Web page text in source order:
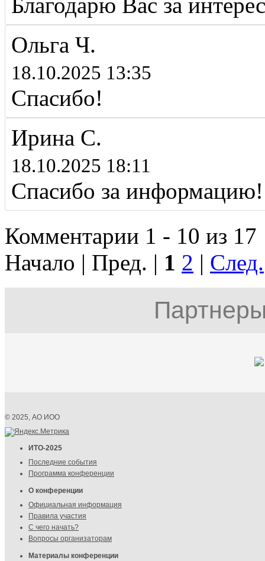
Благодарю Вас за
Ольга Ч.
18.10.2025 13:35
Спасибо!
Ирина С.
18.10.2025 18:11
Спасибо за информацию!
Комментарии 1 - 10 из 17
Начало | Пред. | 1 2 | След.
© 2025, АО ИОО
ИТО-2025
Последние события
Программа конференции
О конференции
Официальная информация
Правила участия
С чего начать?
Вопросы организаторам
Материалы конференции